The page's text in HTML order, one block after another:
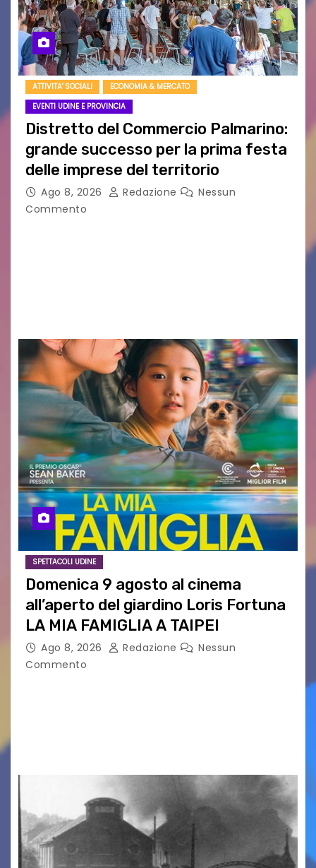
ATTIVITA' SOCIALI
ECONOMIA & MERCATO
EVENTI UDINE E PROVINCIA
Distretto del Commercio Palmarino:
grande successo per la prima festa
delle imprese del territorio
Ago 8, 2026 Redazione
Nessun
Commento
SPETTACOLI UDINE
Domenica 9 agosto al cinema
all’aperto del giardino Loris Fortuna
LA MIA FAMIGLIA A TAIPEI
Ago 8, 2026 Redazione
Nessun
Commento